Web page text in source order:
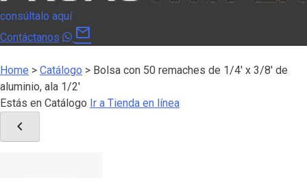
consúltalo aquí
Contáctanos
mail
Home > Catálogo > Bolsa con 50 remaches de 1/4′ x 3/8′ de
aluminio, ala 1/2′
Estás en Catálogo Ir a Tienda en línea
chevron_left